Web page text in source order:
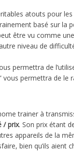
atouts pour
basé sur la
être vu comme
niveau de
permettra de
vous permettra de le
trainer à
/ prix. Son prix étant
appareils de la
bien qu’ils aient